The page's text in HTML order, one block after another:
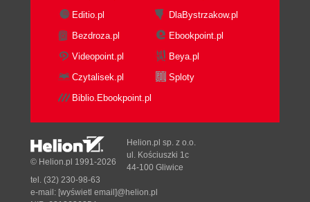
Editio.pl
DlaBystrzakow.pl
Bezdroza.pl
Ebookpoint.pl
Videopoint.pl
Beya.pl
Czytalisek.pl
Sploty
Biblio.Ebookpoint.pl
© Helion.pl 1991-2026
Helion.pl sp. z o.o.
ul. Kościuszki 1c
44-100 Gliwice
tel. (32) 230-98-63
e-mail: [wyświetl email]@helion.pl